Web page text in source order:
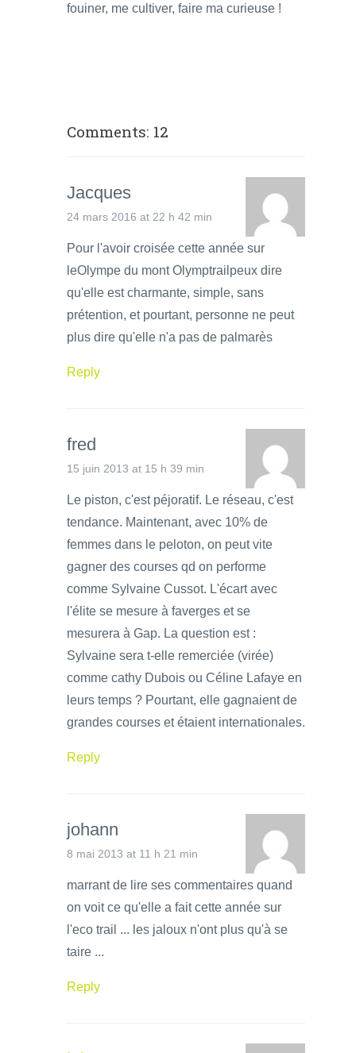
fouiner, me cultiver, faire ma curieuse !
Comments: 12
Jacques
24 mars 2016 at 22 h 42 min
Pour l'avoir croisée cette année sur
leOlympe du mont Olymptrailpeux dire
qu'elle est charmante, simple, sans
prétention, et pourtant, personne ne peut
plus dire qu'elle n'a pas de palmarès
Reply
fred
15 juin 2013 at 15 h 39 min
Le piston, c'est péjoratif. Le réseau, c'est
tendance. Maintenant, avec 10% de
femmes dans le peloton, on peut vite
gagner des courses qd on performe
comme Sylvaine Cussot. L'écart avec
l'élite se mesure à faverges et se
mesurera à Gap. La question est :
Sylvaine sera t-elle remerciée (virée)
comme cathy Dubois ou Céline Lafaye en
leurs temps ? Pourtant, elle gagnaient de
grandes courses et étaient internationales.
Reply
johann
8 mai 2013 at 11 h 21 min
marrant de lire ses commentaires quand
on voit ce qu'elle a fait cette année sur
l'eco trail ... les jaloux n'ont plus qu'à se
taire ...
Reply